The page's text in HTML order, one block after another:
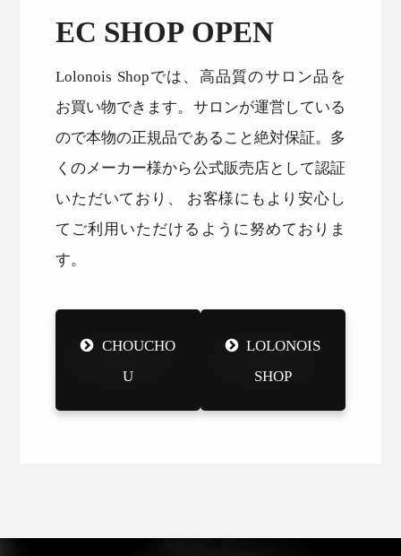
EC SHOP OPEN
Lolonois Shopでは、高品質のサロン品を
お買い物できます。サロンが運営している
ので本物の正規品であること絶対保証。多
くのメーカー様から公式販売店として認証
いただいており、 お客様にもより安心し
てご利用いただけるように努めておりま
す。
CHOUCHO
U
LOLONOIS
SHOP